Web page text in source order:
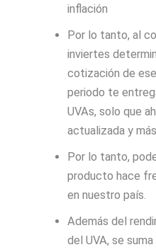
inflación
Por lo tanto, al
inviertes
cotización de
periodo te
UVAs, solo que
actualizada y
Por lo tanto,
producto hace
en nuestro país.
Además del
del UVA, se